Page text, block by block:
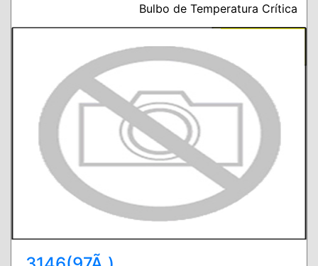
Bulbo de Temperatura Crítica